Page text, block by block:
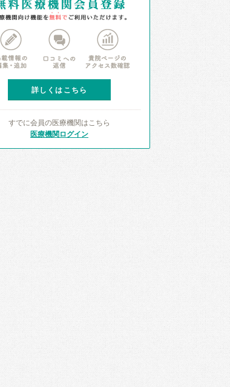
詳しくはこちら
すでに会員の医療機関はこちら
医療機関ログイン